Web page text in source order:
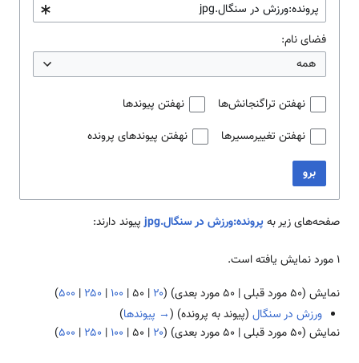
فضای نام:
همه
نهفتن تراگنجانش‌ها
نهفتن پیوندها
نهفتن تغییرمسیرها
نهفتن پیوندهای پرونده
برو
صفحه‌های زیر بهپرونده:ورزش در سنگال.jpg پیوند دارند:
۱ مورد نمایش یافته است.
نمایش (۵۰ مورد قبلی | ۵۰ مورد بعدی ) (۲۰ | ۵۰| ۱۰۰ | ۲۵۰ | ۵۰۰)
ورزش در سنگال (پیوند به پرونده) (→ پیوندها)
نمایش (۵۰ مورد قبلی | ۵۰ مورد بعدی ) (۲۰ | ۵۰| ۱۰۰ | ۲۵۰ | ۵۰۰)